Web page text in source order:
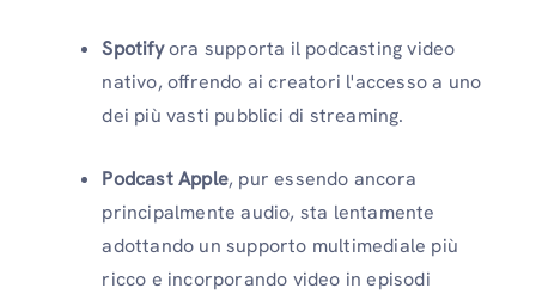
Spotifyora supporta il podcasting video
nativo, offrendo ai creatori l'accesso a uno
dei più vasti pubblici di streaming.
Podcast Apple, pur essendo ancora
principalmente audio, sta lentamente
adottando un supporto multimediale più
ricco e incorporando video in episodi